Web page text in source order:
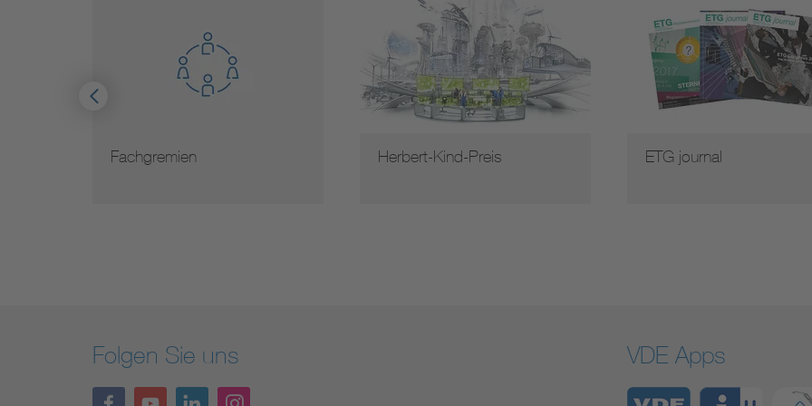
Fachgremien Herbert-Kind-Preis ETG journal
Folgen Sie uns VDE Apps